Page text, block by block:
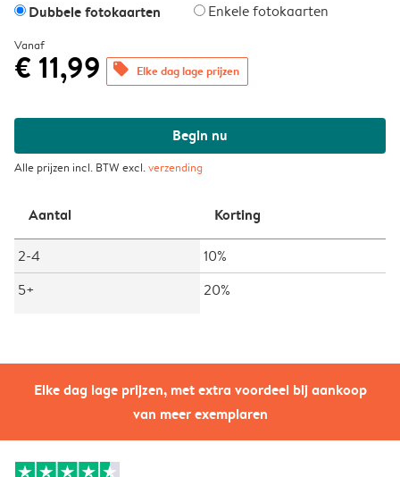
Elke dag lage prijzen, met extra voordeel bij aankoop
van meer exemplaren
Dubbele fotokaarten Enkele fotokaarten
Vanaf
€ 11,99 offers Elke dag lage prijzen
Begin nu
Alle prijzen incl. BTW excl.verzending
Aantal Korting
2-4
10%
5+
20%